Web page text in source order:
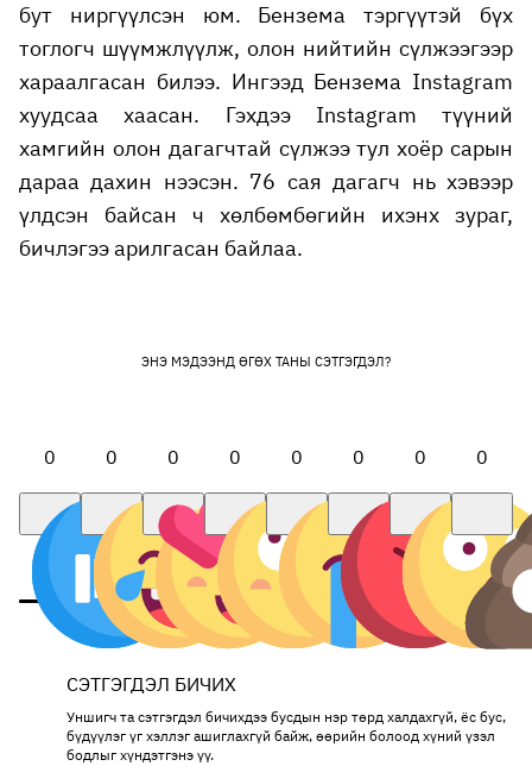
бут ниргүүлсэн юм. Бензема тэргүүтэй бүх
тоглогч шүүмжлүүлж, олон нийтийн сүлжээгээр
хараалгасан билээ. Ингээд Бензема Instagram
хуудсаа хаасан. Гэхдээ Instagram түүний
хамгийн олон дагагчтай сүлжээ тул хоёр сарын
дараа дахин нээсэн. 76 сая дагагч нь хэвээр
үлдсэн байсан ч хөлбөмбөгийн ихэнх зураг,
бичлэгээ арилгасан байлаа.
ЭНЭ МЭДЭЭНД ӨГӨХ ТАНЫ СЭТГЭГДЭЛ?
0 0 0 0 0 0 0 0
СЭТГЭГДЭЛ БИЧИХ
Уншигч та сэтгэгдэл бичихдээ бусдын нэр төрд халдахгүй, ёс бус,
бүдүүлэг үг хэллэг ашиглахгүй байж, өөрийн болоод хүний үзэл
бодлыг хүндэтгэнэ үү.